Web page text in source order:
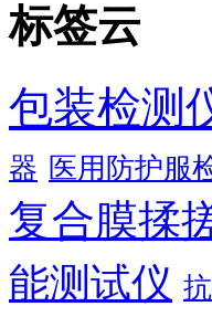
标签云
包装检测
器 医用防护服
复合膜揉
能测试仪